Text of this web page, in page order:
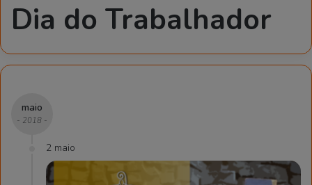
Dia do Trabalhador
maio
- 2018 -
2 maio